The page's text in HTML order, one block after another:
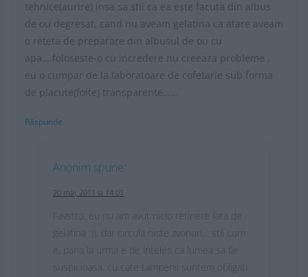
tehnice(aurire) insa sa stii ca ea este facuta din albus
de ou degresat, cand nu aveam gelatina ca atare aveam
o reteta de preparare din albusul de ou cu
apa….foloseste-o cu incredere nu creeaza probleme ,
eu o cumpar de la laboratoare de cofetarie sub forma
de placute(foite) transparente……
Răspunde
Anonim spune:
20 mai, 2011 la 14:01
Favstto, eu nu am avut nicio retinere fata de
gelatina :)), dar circula niste zvonuri… stii cum
e, pana la urma e de inteles ca lumea sa fie
suspicioasa, cu cate tampenii suntem obligati